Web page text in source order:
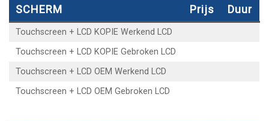
SCHERM Prijs Duur
Touchscreen + LCD KOPIE Werkend LCD
Touchscreen + LCD KOPIE Gebroken LCD
Touchscreen + LCD OEM Werkend LCD
Touchscreen + LCD OEM Gebroken LCD